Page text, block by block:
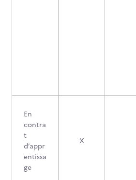
En
contra
t
d’appr
entissa
ge
X